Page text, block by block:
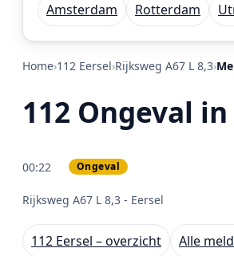
Amsterdam Rotterdam
Home 112 Eersel Rijksweg A67 L 8,3
112 Ongeval
00:22 Ongeval
Rijksweg A67 L 8,3 - Eersel
112 Eersel – overzicht Alle